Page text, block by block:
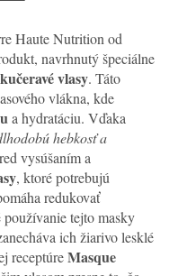
Haute Nutrition od
navrhnutý špeciálne
vlasy. Táto
vlákna, kde
a hydratáciu. Vďaka
hebkosť a
vysúšaním a
, ktoré potrebujú
redukovať
tejto masky
ich žiarivo lesklé
receptúreMasque